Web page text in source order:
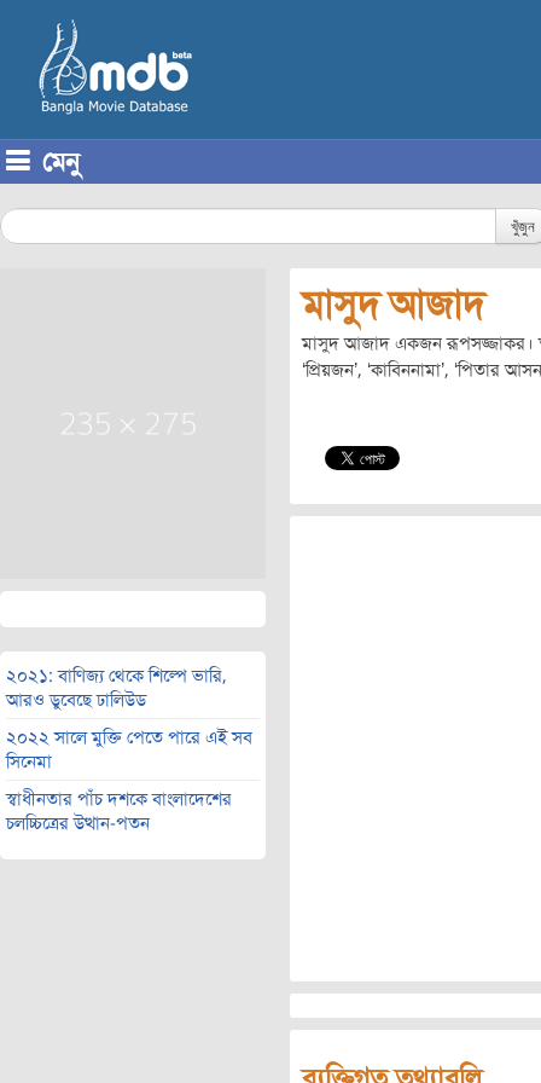
মেনু
খুঁজুন
২০২১: বাণিজ্য থেকে শিল্পে ভারি,
আরও ডুবেছে ঢালিউড
২০২২ সালে মুক্তি পেতে পারে এই সব
সিনেমা
স্বাধীনতার পাঁচ দশকে বাংলাদেশের
চলচ্চিত্রের উত্থান-পতন
মাসুদ আজাদ
মাসুদ আজাদ একজন রূপসজ্জাকর।
‘প্রিয়জন’, ‘কাবিননামা’, ‘পিতার